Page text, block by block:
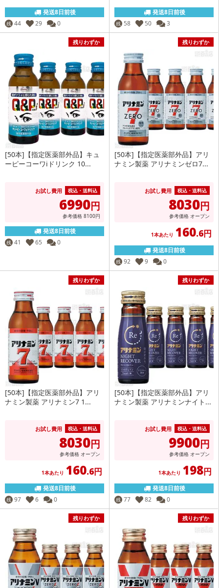
発送8日前後
残 44 29 0
発送8日前後
残 58 50 3
残りわずか
[50本]【指定医薬部外品】キュ
ーピーコーワiドリンク 10...
お試し費用 税込・送料込
6990円
参考価格 8100円
発送8日前後
残 41 65 0
残りわずか
[50本]【指定医薬部外品】アリ
ナミン製薬 アリナミンゼロ7...
お試し費用 税込・送料込
8030円
参考価格 オープン
1本あたり 160.6円
発送8日前後
残 92 9 0
残りわずか
[50本]【指定医薬部外品】アリ
ナミン製薬 アリナミン7 1...
お試し費用 税込・送料込
8030円
参考価格 オープン
1本あたり 160.6円
発送8日前後
残 97 6 0
残りわずか
[50本]【指定医薬部外品】アリ
ナミン製薬 アリナミンナイト...
お試し費用 税込・送料込
9900円
参考価格 オープン
1本あたり 198円
発送8日前後
残 77 82 0
残りわずか 残りわずか